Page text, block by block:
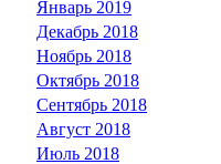
Январь 2019
Декабрь 2018
Ноябрь 2018
Октябрь 2018
Сентябрь 2018
Август 2018
Июль 2018